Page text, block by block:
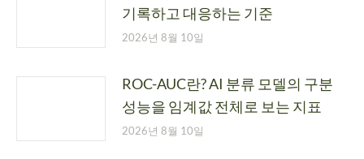
기록하고 대응하는 기준
2026년 8월 10일
ROC-AUC란? AI 분류 모델의 구분
성능을 임계값 전체로 보는 지표
2026년 8월 10일